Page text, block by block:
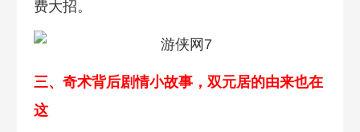
费大招。
三、奇术背后剧情小故事，双元居的由来也在
这